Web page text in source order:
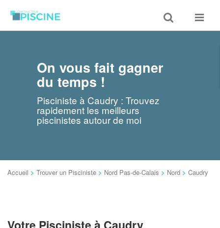
Toggle
search
Toggle
On vous fait gagner
du temps !
Pisciniste à Caudry : Trouvez
rapidement les meilleurs
piscinistes autour de moi
Accueil > Trouver un Pisciniste > Nord Pas-de-Calais > Nord > Caudry